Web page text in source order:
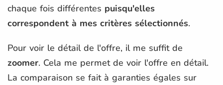
chaque fois différentes puisqu'elles
correspondent à mes critères sélectionnés.
Pour voir le détail de l'offre, il me suffit de
zoomer. Cela me permet de voir l'offre en détail.
La comparaison se fait à garanties égales sur